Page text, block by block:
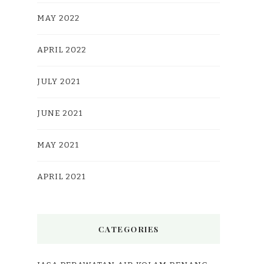
MAY 2022
APRIL 2022
JULY 2021
JUNE 2021
MAY 2021
APRIL 2021
CATEGORIES